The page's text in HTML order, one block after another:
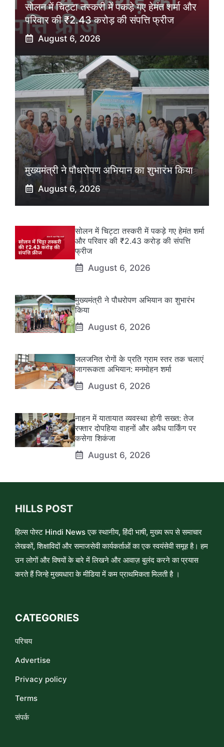
सोलन में चिट्टा तस्करी में पकड़े गए हेमंत शर्मा और
परिवार की ₹2.43 करोड़ की संपत्ति फ्रीज
August 6, 2026
मुख्यमंत्री ने पौधरोपण अभियान का शुभारंभ किया
August 6, 2026
सोलन में चिट्टा तस्करी में पकड़े गए हेमंत शर्मा
और परिवार की ₹2.43 करोड़ की संपत्ति
फ्रीज
August 6, 2026
मुख्यमंत्री ने पौधरोपण अभियान का शुभारंभ
किया
August 6, 2026
जलजनित रोगों के प्रति ग्राम स्तर तक चलाएं
जागरूकता अभियान: मनमोहन शर्मा
August 6, 2026
नाहन में यातायात व्यवस्था होगी सख्त: तेज
रफ्तार दोपहिया वाहनों और अवैध पार्किंग पर
कसेगा शिकंजा
August 6, 2026
HILLS POST
हिल्स पोस्ट Hindi News एक स्थानीय, हिंदी भाषी, मुख्य रूप से समाचार
लेखकों, शिक्षाविदों और समाजसेवी कार्यकर्ताओं का एक स्वयंसेवी समूह है। हम
उन लोगों और विषयों के बारे में लिखने और आवाज़ बुलंद करने का प्रयास
करते हैं जिन्हे मुख्यधारा के मीडिया में कम प्राथमिकता मिलती है ।
CATEGORIES
परिचय
Advertise
Privacy policy
Terms
संपर्क